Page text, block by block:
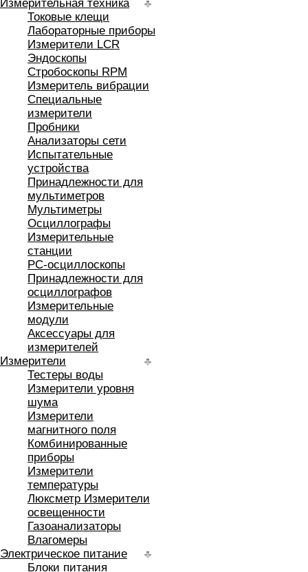
Измерительная техника
Токовые клещи
Лабораторные приборы
Измерители LCR
Эндоскопы
Стробоскопы RPM
Измеритель вибрации
Специальные
измерители
Пробники
Анализаторы сети
Испытательные
устройства
Принадлежности для
мультиметров
Мультиметры
Осциллографы
Измерительные
станции
РС-осциллоскопы
Принадлежности для
осциллографов
Измерительные
модули
Аксессуары для
измерителей
Измерители
Тестеры воды
Измерители уровня
шума
Измерители
магнитного поля
Комбинированные
приборы
Измерители
температуры
Люксметр Измерители
освещенности
Газоанализаторы
Влагомеры
Электрическое питание
Блоки питания